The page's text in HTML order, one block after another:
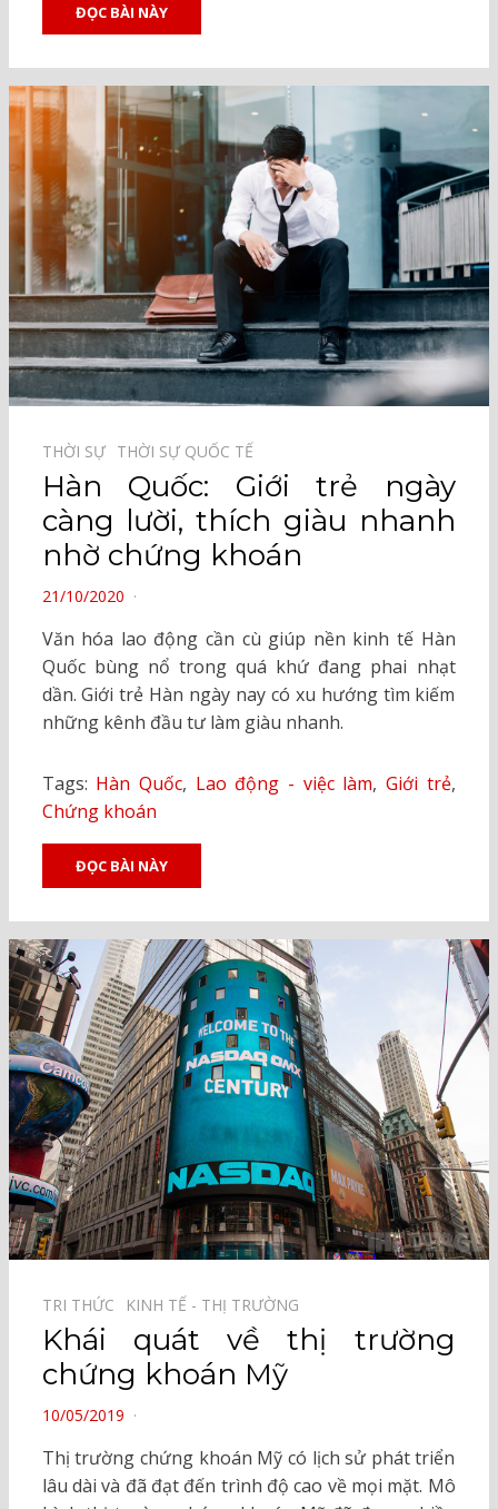
ĐỌC BÀI NÀY
THỜI SỰ⠀ THỜI SỰ QUỐC TẾ⠀
Hàn Quốc: Giới trẻ ngày
càng lười, thích giàu nhanh
nhờ chứng khoán
POSTED
21/10/2020
Văn hóa lao động cần cù giúp nền kinh tế Hàn
Quốc bùng nổ trong quá khứ đang phai nhạt
dần. Giới trẻ Hàn ngày nay có xu hướng tìm kiếm
những kênh đầu tư làm giàu nhanh.
Tags: Hàn Quốc, Lao động - việc làm, Giới trẻ,
Chứng khoán
ĐỌC BÀI NÀY
TRI THỨC⠀ KINH TẾ - THỊ TRƯỜNG⠀
Khái quát về thị trường
chứng khoán Mỹ
POSTED
10/05/2019
Thị trường chứng khoán Mỹ có lịch sử phát triển
lâu dài và đã đạt đến trình độ cao về mọi mặt. Mô